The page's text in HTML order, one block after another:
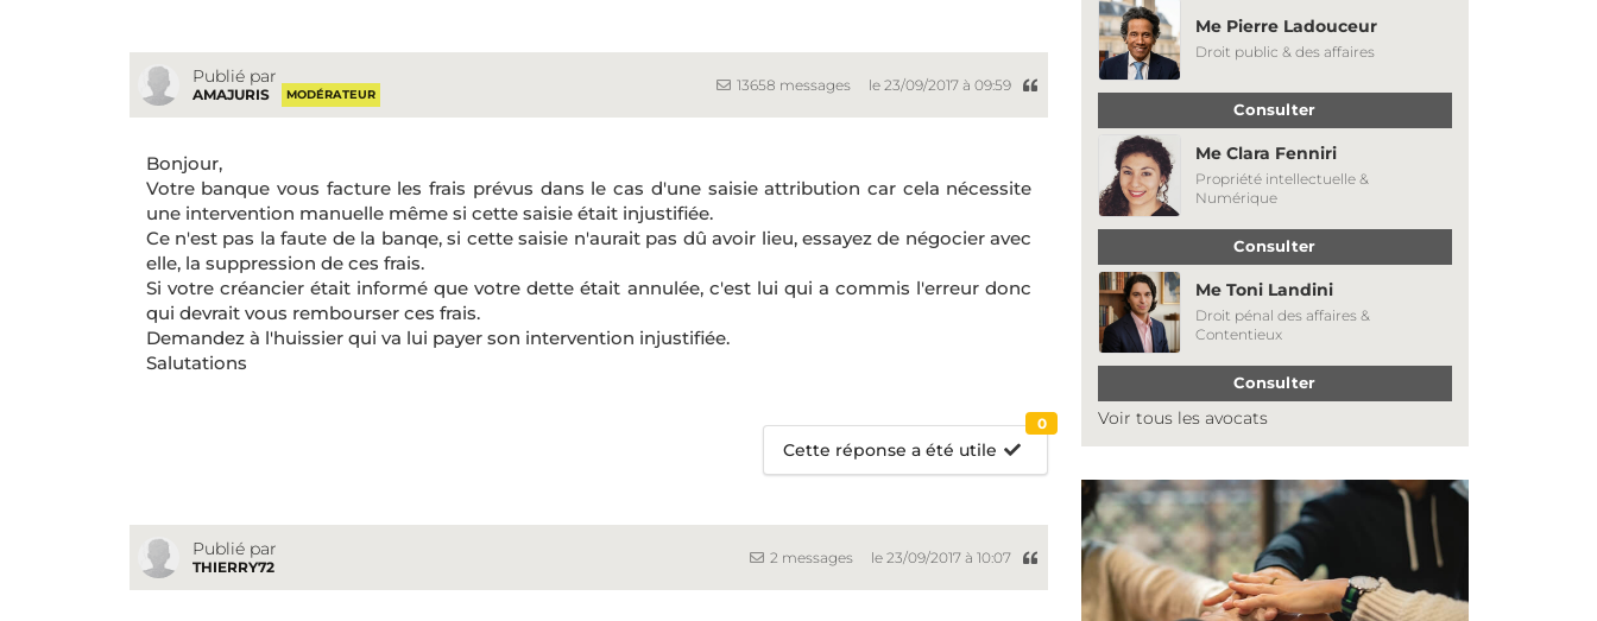
Publié par
AMAJURIS MODÉRATEUR
13658 messages le 23/09/2017 à 09:59
Bonjour,
Votre banque vous facture les frais prévus dans le cas d'une saisie attribution car cela nécessite
une intervention manuelle même si cette saisie était injustifiée.
Ce n'est pas la faute de la banqe, si cette saisie n'aurait pas dû avoir lieu, essayez de négocier avec
elle, la suppression de ces frais.
Si votre créancier était informé que votre dette était annulée, c'est lui qui a commis l'erreur donc
qui devrait vous rembourser ces frais.
Demandez à l'huissier qui va lui payer son intervention injustifiée.
Salutations
Cette réponse a été utile
0
Publié par
THIERRY72
2 messages le 23/09/2017 à 10:07
Me Pierre Ladouceur
Droit public & des affaires
Consulter
Me Clara Fenniri
Propriété intellectuelle &
Numérique
Consulter
Me Toni Landini
Droit pénal des affaires &
Contentieux
Consulter
Voir tous les avocats